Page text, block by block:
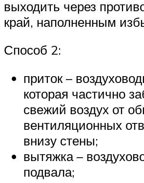
выходить через
край, наполненным
Способ 2:
приток –
которая частично
свежий воздух от
вентиляционных
внизу стены;
вытяжка –
подвала;